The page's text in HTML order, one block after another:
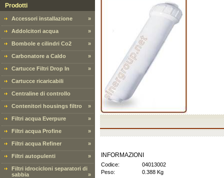
Prodotti
Accessori installazione »
Addolcitori acqua »
Bombole e cilindri Co2 »
Carbonatore a Caldo »
Cartucce Filtri Drop In »
Cartucce ricaricabili
Centraline di controllo
Contenitori housings filtro »
Filtri acqua Everpure »
Filtri acqua Profine »
Filtri acqua Refiner »
Filtri autopulenti »
Filtri idrocicloni separatori di
sabbia
»
INFORMAZIONI
Codice:
04013002
Peso:
0.388 Kg